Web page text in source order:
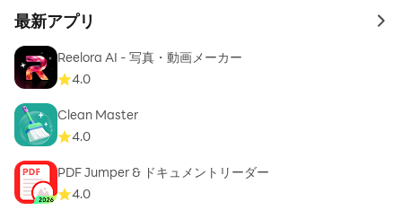
最新アプリ to
Reelora AI - 写真・動画メーカー
4.0
Clean Master
4.0
PDF Jumper & ドキュメントリーダー
4.0